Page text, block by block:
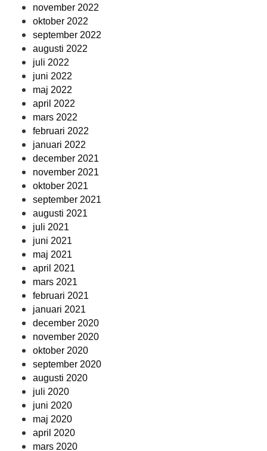
november 2022
oktober 2022
september 2022
augusti 2022
juli 2022
juni 2022
maj 2022
april 2022
mars 2022
februari 2022
januari 2022
december 2021
november 2021
oktober 2021
september 2021
augusti 2021
juli 2021
juni 2021
maj 2021
april 2021
mars 2021
februari 2021
januari 2021
december 2020
november 2020
oktober 2020
september 2020
augusti 2020
juli 2020
juni 2020
maj 2020
april 2020
mars 2020